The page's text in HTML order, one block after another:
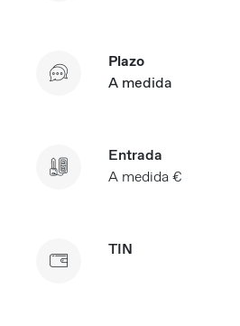
Plazo
A medida
Entrada
A medida €
TIN